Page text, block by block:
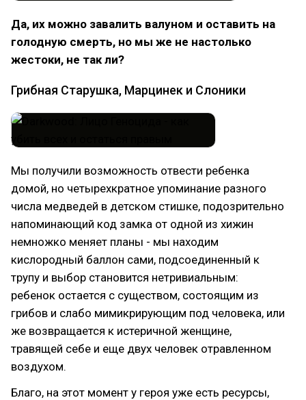
Да, их можно завалить валуном и оставить на
голодную смерть, но мы же не настолько
жестоки, не так ли?
Грибная Старушка, Марцинек и Слоники
Мы получили возможность отвести ребенка
домой, но четырехкратное упоминание разного
числа медведей в детском стишке, подозрительно
напоминающий код замка от одной из хижин
немножко меняет планы - мы находим
кислородный баллон сами, подсоединенный к
трупу и выбор становится нетривиальным:
ребенок остается с существом, состоящим из
грибов и слабо мимикрирующим под человека, или
же возвращается к истеричной женщине,
травящей себе и еще двух человек отравленном
воздухом.
Благо, на этот момент у героя уже есть ресурсы,